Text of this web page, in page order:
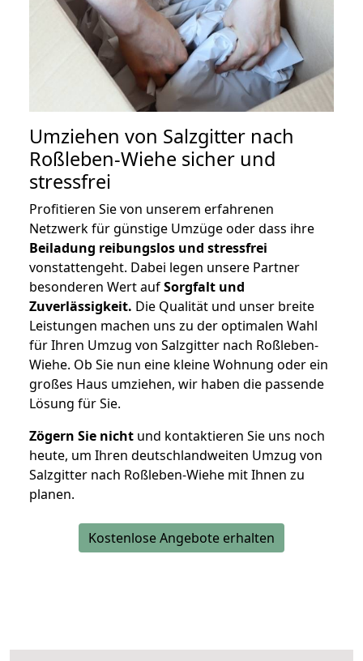
Umziehen von Salzgitter nach
Roßleben-Wiehe sicher und
stressfrei
Profitieren Sie von unserem erfahrenen
Netzwerk für günstige Umzüge oder dass ihre
Beiladung reibungslos und stressfrei
vonstattengeht. Dabei legen unsere Partner
besonderen Wert aufSorgfalt und
Zuverlässigkeit. Die Qualität und unser breite
Leistungen machen uns zu der optimalen Wahl
für Ihren Umzug von Salzgitter nach Roßleben-
Wiehe. Ob Sie nun eine kleine Wohnung oder ein
großes Haus umziehen, wir haben die passende
Lösung für Sie.
Zögern Sie nicht und kontaktieren Sie uns noch
heute, um Ihren deutschlandweiten Umzug von
Salzgitter nach Roßleben-Wiehe mit Ihnen zu
planen.
Kostenlose Angebote erhalten